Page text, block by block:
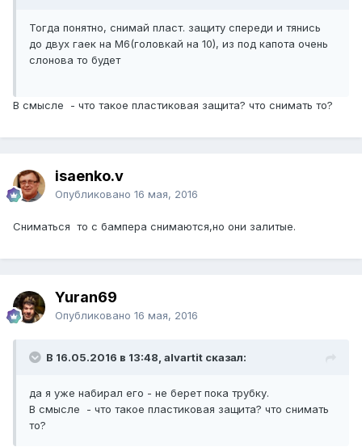
Тогда понятно, снимай пласт. защиту спереди и тянись
до двух гаек на М6(головкай на 10), из под капота очень
слонова то будет
В смысле - что такое пластиковая защита? что снимать то?
isaenko.v
Опубликовано 16 мая, 2016
Сниматься то с бампера снимаются,но они залитые.
Yuran69
Опубликовано 16 мая, 2016
В 16.05.2016 в 13:48, alvartit сказал:
да я уже набирал его - не берет пока трубку.
В смысле - что такое пластиковая защита? что снимать
то?